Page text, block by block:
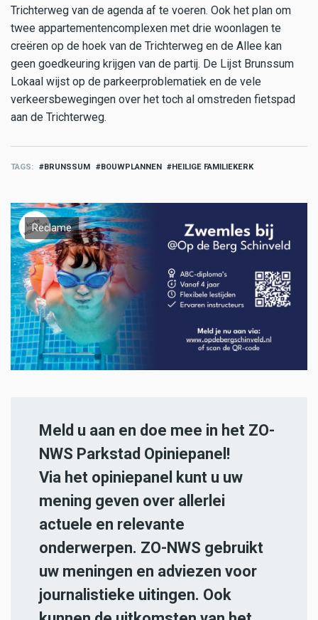
Trichterweg van de agenda af te voeren. Ook het plan om
twee appartementencomplexen met drie woonlagen te
creëren op de hoek van de Trichterweg en de Allee kan
geen goedkeuring krijgen van de partij. De Lijst Brunssum
Lokaal wijst op de parkeerproblematiek en de vele
verkeersbewegingen over het toch al omstreden fietspad
aan de Trichterweg.
TAGS BRUNSSUM BOUWPLANNEN HEILIGE FAMILIEKERK
Reclame
Meld u aan en doe mee in het ZO-
NWS Parkstad Opiniepanel!
Via het opiniepanel kunt u uw
mening geven over allerlei
actuele en relevante
onderwerpen. ZO-NWS gebruikt
uw meningen en adviezen voor
journalistieke uitingen. Ook